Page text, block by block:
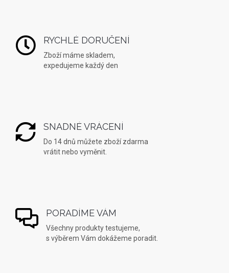
RYCHLÉ DORUČENÍ
Zboží máme skladem,
expedujeme každý den
SNADNÉ VRÁCENÍ
Do 14 dnů můžete zboží zdarma
vrátit nebo vyměnit.
PORADÍME VÁM
Všechny produkty testujeme,
s výběrem Vám dokážeme poradit.